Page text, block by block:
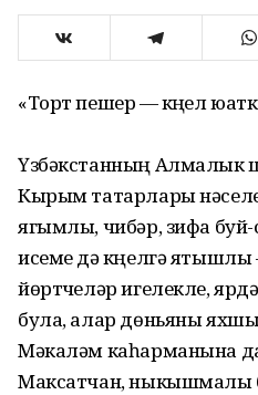
«Торт пешерү — күңел
Үзбәкстанның Алмалык
Кырым татарлары
ягымлы, чибәр, зифа
исеме дә күңелгә
йөртүчеләр игелекле,
була, алар дөньяны
Мәкаләм каһарманына
Максатчан, ныкышмалы